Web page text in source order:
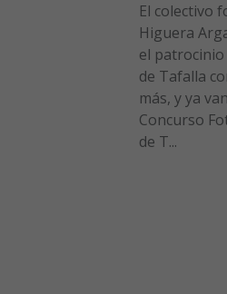
El colectivo
Higuera
el
de Tafalla
más, y ya
Concurso
de T...